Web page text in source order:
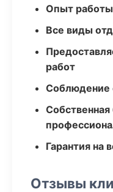
Опыт
Все виды
работ
Соблюдение
Собственная
Гарантия на
Отзывы